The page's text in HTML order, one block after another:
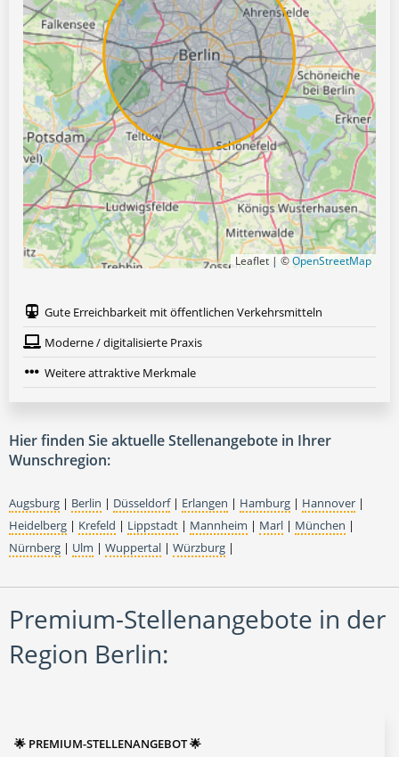
Leaflet | ©OpenStreetMap
Gute Erreichbarkeit mit öffentlichen Verkehrsmitteln
Moderne / digitalisierte Praxis
Weitere attraktive Merkmale
Hier finden Sie aktuelle Stellenangebote in Ihrer
Wunschregion:
Augsburg | Berlin | Düsseldorf| Erlangen | Hamburg | Hannover |
Heidelberg | Krefeld | Lippstadt | Mannheim | Marl | München |
Nürnberg | Ulm | Wuppertal | Würzburg |
Premium-Stellenangebote in der
Region Berlin:
🌟 PREMIUM-STELLENANGEBOT 🌟